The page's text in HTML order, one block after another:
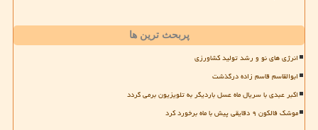
پربحث ترین ها
انرژی های نو و رشد تولید کشاورزی
ابوالقاسم قاسم زاده درگذشت
اکبر عبدی با سریال ماه عسل باردیگر به تلویزیون برمی گردد
موشک فالکون ۹ دقایقی پیش با ماه برخورد کرد